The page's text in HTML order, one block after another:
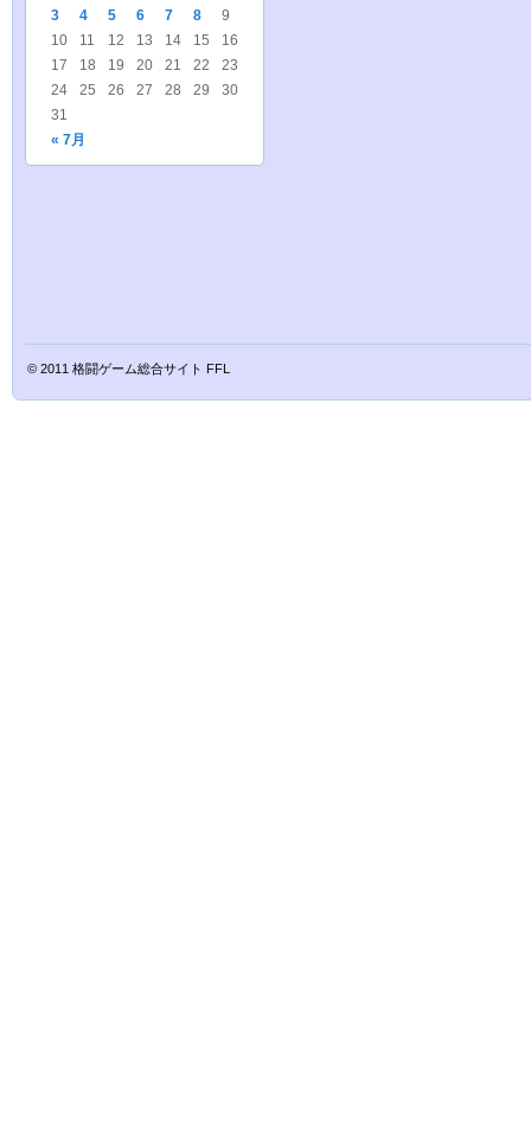
« 7月
3
4 5 6 7 8
9
10
11 12 13 14 15
16
17
18 19 20 21 22
23
24
25 26 27 28 29
30
31
© 2011 格闘ゲーム総合サイト FFL